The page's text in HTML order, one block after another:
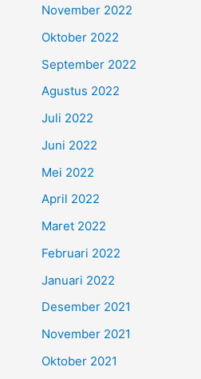
November 2022
Oktober 2022
September 2022
Agustus 2022
Juli 2022
Juni 2022
Mei 2022
April 2022
Maret 2022
Februari 2022
Januari 2022
Desember 2021
November 2021
Oktober 2021